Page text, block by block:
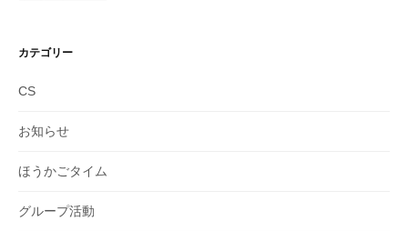
イ
カテゴリー
CS
お知らせ
ほうかごタイム
グループ活動